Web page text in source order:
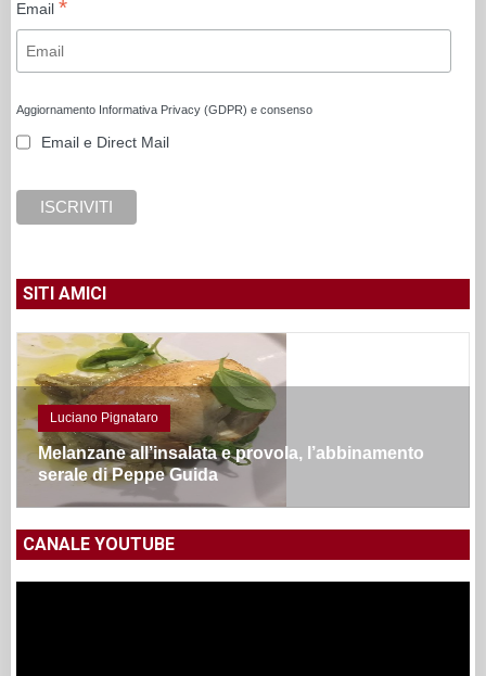
Email *
Aggiornamento Informativa Privacy (GDPR) e consenso
Email e Direct Mail
SITI AMICI
Luciano Pignataro
Melanzane all’insalata e provola, l’abbinamento
serale di Peppe Guida
CANALE YOUTUBE